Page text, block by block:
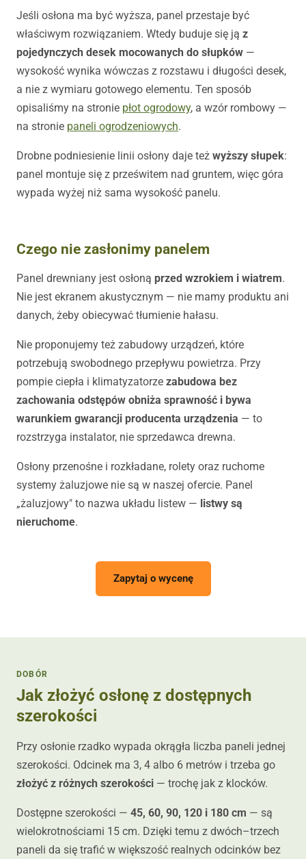
Jeśli osłona ma być wyższa, panel przestaje być
właściwym rozwiązaniem. Wtedy buduje się ją z
pojedynczych desek mocowanych do słupków —
wysokość wynika wówczas z rozstawu i długości desek,
a nie z wymiaru gotowego elementu. Ten sposób
opisaliśmy na stronie płot ogrodowy, a wzór rombowy —
na stronie paneli ogrodzeniowych.
Drobne podniesienie linii osłony daje też wyższy słupek:
panel montuje się z prześwitem nad gruntem, więc góra
wypada wyżej niż sama wysokość panelu.
Czego nie zasłonimy panelem
Panel drewniany jest osłoną przed wzrokiem i wiatrem.
Nie jest ekranem akustycznym — nie mamy produktu ani
danych, żeby obiecywać tłumienie hałasu.
Nie proponujemy też zabudowy urządzeń, które
potrzebują swobodnego przepływu powietrza. Przy
pompie ciepła i klimatyzatorze zabudowa bez
zachowania odstępów obniża sprawność i bywa
warunkiem gwarancji producenta urządzenia — to
rozstrzyga instalator, nie sprzedawca drewna.
Osłony przenośne i rozkładane, rolety oraz ruchome
systemy żaluzjowe nie są w naszej ofercie. Panel
„żaluzjowy" to nazwa układu listew — listwy są
nieruchome.
Zapytaj o wycenę
DOBÓR
Jak złożyć osłonę z dostępnych
szerokości
Przy osłonie rzadko wypada okrągła liczba paneli jednej
szerokości. Odcinek ma 3, 4 albo 6 metrów i trzeba go
złożyć z różnych szerokości — trochę jak z klocków.
Dostępne szerokości — 45, 60, 90, 120 i 180 cm — są
wielokrotnościami 15 cm. Dzięki temu z dwóch–trzech
paneli da się trafić w większość realnych odcinków bez